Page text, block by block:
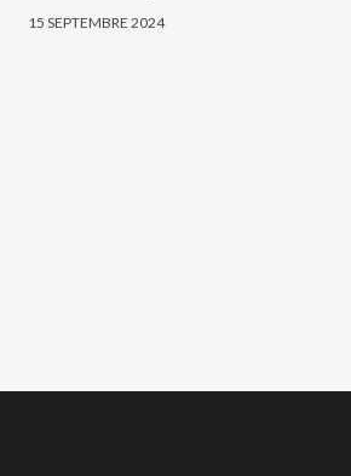
15 SEPTEMBRE 2024